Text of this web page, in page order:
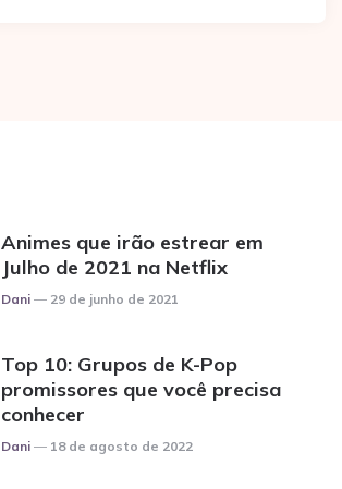
Animes que irão estrear em
Julho de 2021 na Netflix
Posted
Dani 29 de junho de 2021
Top 10: Grupos de K-Pop
promissores que você precisa
conhecer
Posted
Dani 18 de agosto de 2022